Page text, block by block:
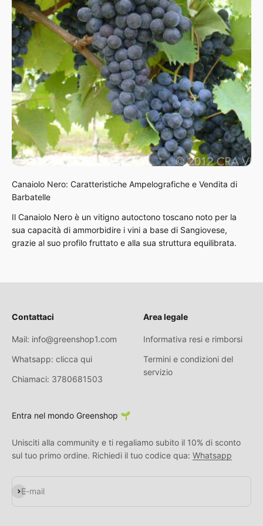
Canaiolo Nero: Caratteristiche Ampelografiche e Vendita di
Barbatelle
Il Canaiolo Nero è un vitigno autoctono toscano noto per la
sua capacità di ammorbidire i vini a base di Sangiovese,
grazie al suo profilo fruttato e alla sua struttura equilibrata.
Contattaci
Mail: info@greenshop1.com
Whatsapp: clicca qui
Chiamaci: 3780681503
Area legale
Informativa resi e rimborsi
Termini e condizioni del
servizio
Entra nel mondo Greenshop 🌱
Unisciti alla community e ti regaliamo subito il 10% di sconto
sul tuo primo ordine. Richiedi il tuo codice qua: Whatsapp
E-mail
Iscriviti alla newsletter